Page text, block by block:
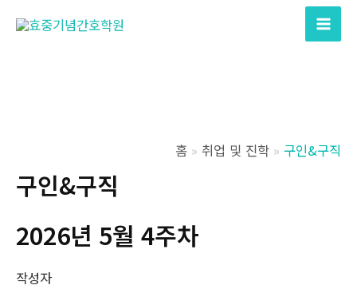
Main
홈 취업 및 진학 구인&구직
구인&구직
2026년 5월 4주차
작성자